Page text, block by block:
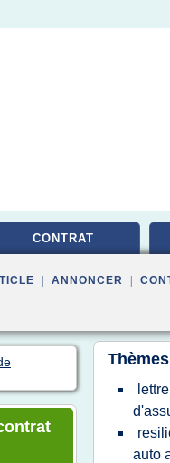
CONTRAT
ANNONCER
auto